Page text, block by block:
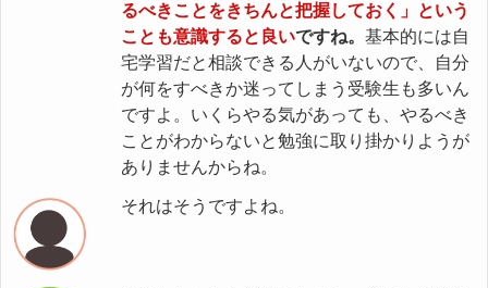
るべきことをきちんと把握しておく」という
ことも意識すると良いですね。 基本的には自
宅学習だと相談できる人がいないので、自分
が何をすべきか迷ってしまう受験生も多いん
ですよ。いくらやる気があっても、やるべき
ことがわからないと勉強に取り掛かりようが
ありませんからね。
それはそうですよね。